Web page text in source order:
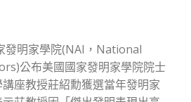
發明家學院(NAI，National
公布美國國家發明家學院院士
座教授莊紹勳獲選當年發明家